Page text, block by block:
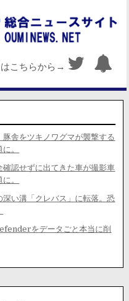
こちらから→
豚舎をツキノワグマが襲撃する
。
確認せずに出てきた車が撮影車
。
深い溝「クレバス」に転落。恐
をデータごと本当に削